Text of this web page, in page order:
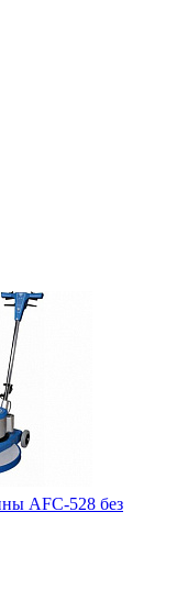
AFC-528 без